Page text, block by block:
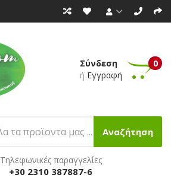
Σύνδεση
ή Εγγραφή
0
Αναζήτηση
Τηλεφωνικές παραγγελίες
+30 2310 387887-6